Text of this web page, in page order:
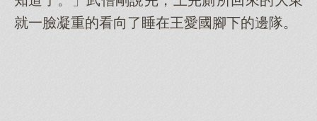
就一臉凝重的看向了睡在王愛國腳下的邊隊。